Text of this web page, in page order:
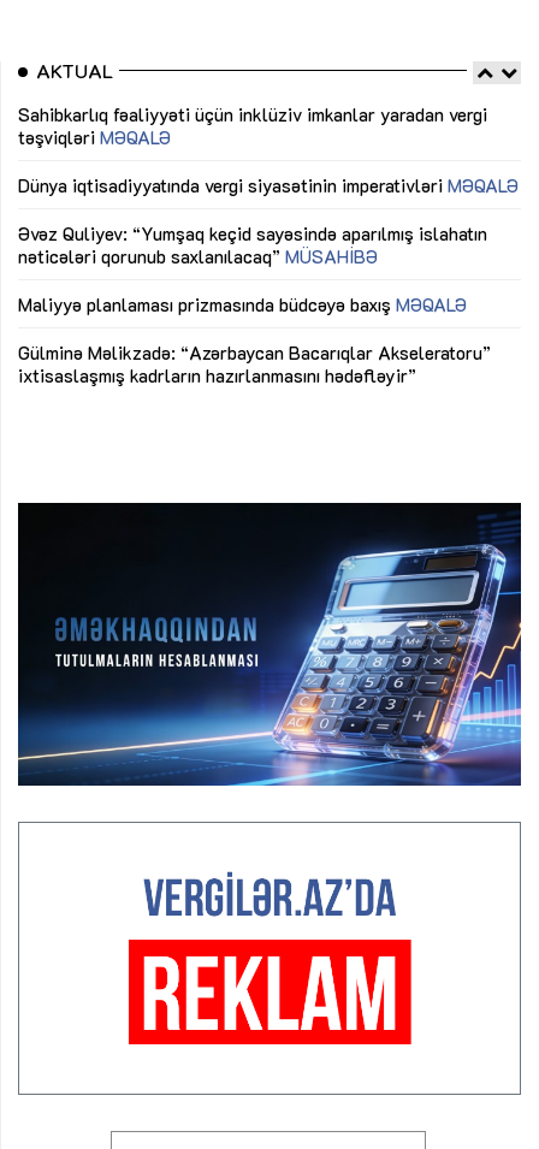
AKTUAL
Sahibkarlıq fəaliyyəti üçün inklüziv imkanlar yaradan vergi
təşviqləri MƏQALƏ
Dünya iqtisadiyyatında vergi siyasətinin imperativləri MƏQALƏ
Əvəz Quliyev: “Yumşaq keçid sayəsində aparılmış islahatın
nəticələri qorunub saxlanılacaq” MÜSAHİBƏ
Maliyyə planlaması prizmasında büdcəyə baxış MƏQALƏ
Gülminə Məlikzadə: “Azərbaycan Bacarıqlar Akseleratoru”
ixtisaslaşmış kadrların hazırlanmasını hədəfləyir”